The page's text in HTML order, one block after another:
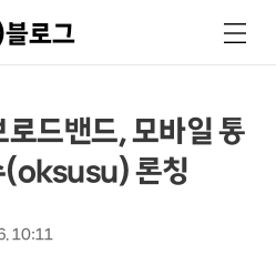
로그
색
메
뉴
드밴드, 모바일 통
(oksusu) 론칭
10:11